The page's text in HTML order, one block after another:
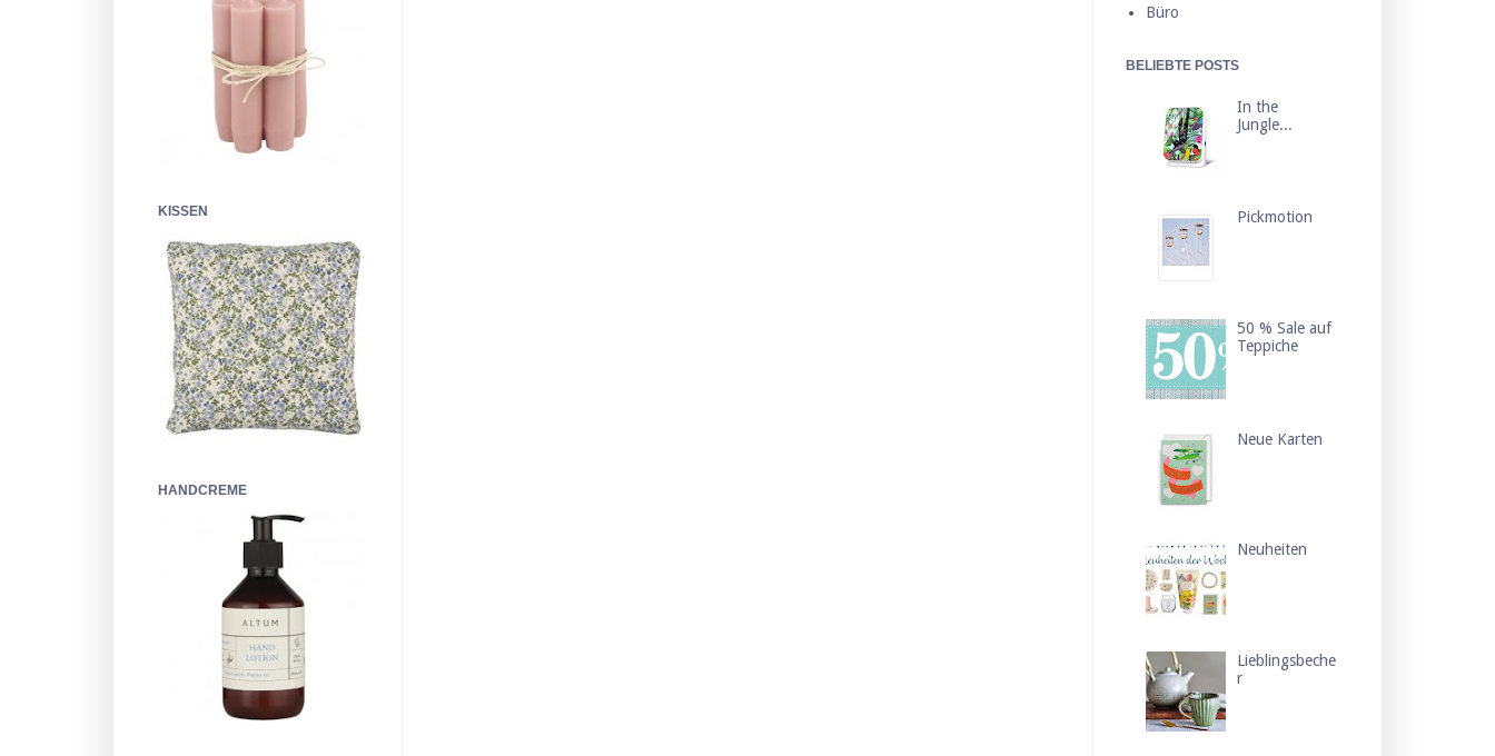
KISSEN
HANDCREME
Büro
BELIEBTE POSTS
In the
Jungle...
Pickmotion
50 % Sale auf
Teppiche
Neue Karten
Neuheiten
Lieblingsbeche
r